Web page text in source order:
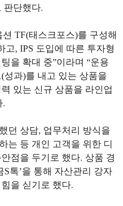
판단했다.
TF(태스크포스)를 구성해
고, IPS 도입에 따른 투자형
을 확대 중”이라며 “운용
성과)를 내고 있는 상품을
있는 신규 상품을 라인업
.
던 상담, 업무처리 방식을
는 등 개인 고객을 위한 디
점을 두기로 했다. 상품 경
S톡’을 통해 자산관리 강자
을 싣기로 했다.